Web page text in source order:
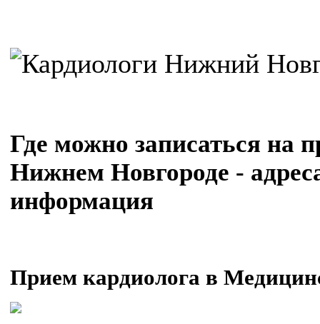
Где можно записаться на
Нижнем Новгороде -
информация
Прием кардиолога в